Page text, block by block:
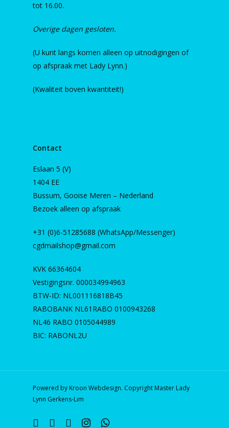
tot 16.00.
Overige dagen gesloten.
(U kunt langs komen alleen op uitnodigingen of
op afspraak met Lady Lynn.)
(Kwaliteit boven kwantiteit!)
Contact
Eslaan 5 (V)
1404 EE
Bussum, Gooise Meren – Nederland
Bezoek alleen op afspraak
+31 (0)6-51285688 (WhatsApp/Messenger)
cgdmailshop@gmail.com
KVK 66364604
Vestigingsnr. 000034994963
BTW-ID: NL001116818B45
RABOBANK NL61RABO 0100943268
NL46 RABO 0105044989
BIC: RABONL2U
Powered by Kroon Webdesign. Copyright Master Lady
Lynn Gerkens-Lim
twitter facebooklinkedininstagramwhatsapp